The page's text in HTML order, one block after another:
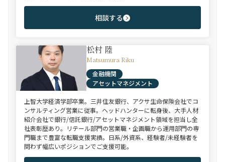
相談する
松村 陸
Matsumura Riku
金融機関
アセットマネジメント
上智大学経済学部卒業。三井住友銀行、アクサ生命保険会社でコ
ンサルティング営業に従事。ヘッドハンターに転身後、大手人材
紹介会社で銀行/信託銀行/アセットマネジメント領域を担当し全
社表彰歴あり。リテール部門の営業職・企画職から運用部門の専
門職まで豊富な転職支援実績。日系/外資系、経験者/未経験者を
問わず幅広いポジションでご支援可能。